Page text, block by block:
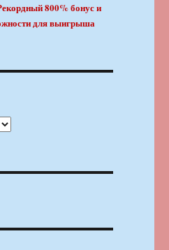
800% бонус и
для выигрыша